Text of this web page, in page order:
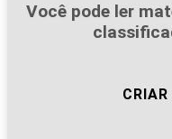
Você pode ler